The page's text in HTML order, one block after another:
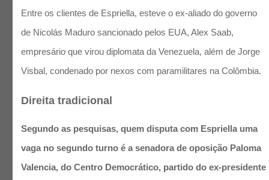
Entre os clientes de Espriella, esteve o ex-aliado do governo
de Nicolás Maduro sancionado pelos EUA, Alex Saab,
empresário que virou diplomata da Venezuela, além de Jorge
Visbal, condenado por nexos com paramilitares na Colômbia.
Direita tradicional
Segundo as pesquisas, quem disputa com Espriella uma
vaga no segundo turno é a senadora de oposição Paloma
Valencia, do Centro Democrático, partido do ex-presidente